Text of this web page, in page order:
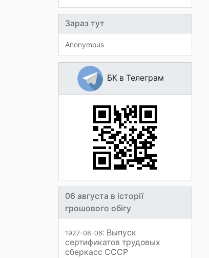
Зараз тут
Anonymous
БК в Телеграм
06 августа в історії
грошового обігу
1927-08-06: Выпуск
сертификатов трудовых
сберкасс СССР